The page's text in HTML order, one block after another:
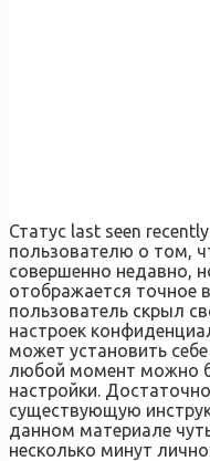
Статус last seen
пользователю о том,
совершенно недавно,
отображается точное
пользователь скрыл
настроек
может установить
любой момент можно
настройки.
существующую
данном материале
несколько минут